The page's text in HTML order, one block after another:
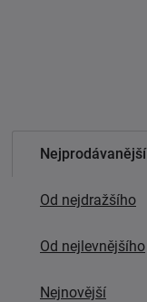
Nejprodávanější
Od nejdražšího
Od nejlevnějšího
Nejnovější